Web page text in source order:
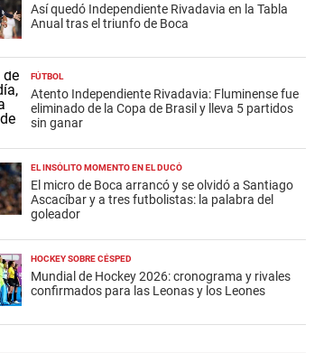
Así quedó Independiente Rivadavia en la Tabla
Anual tras el triunfo de Boca
FÚTBOL
Atento Independiente Rivadavia: Fluminense fue
eliminado de la Copa de Brasil y lleva 5 partidos
sin ganar
EL INSÓLITO MOMENTO EN EL DUCÓ
El micro de Boca arrancó y se olvidó a Santiago
Ascacíbar y a tres futbolistas: la palabra del
goleador
HOCKEY SOBRE CÉSPED
Mundial de Hockey 2026: cronograma y rivales
confirmados para las Leonas y los Leones